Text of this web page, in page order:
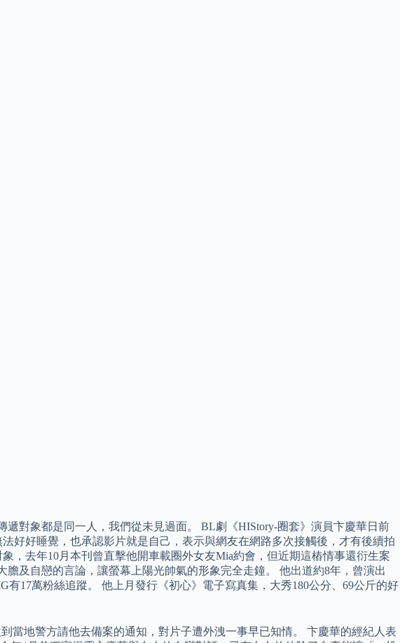
對象都是同一人，我們從未見過面。 BL劇《HIStory-圈套》演員卞慶華日前
好好睡覺，也承認影片就是自己，表示與網友在網路多次接觸後，才有後續拍
，去年10月本刊曾直擊他開車載圈外女友Mia約會，但近期這樁情事還衍生案
及自戀的言論，讓螢幕上陽光帥氣的形象完全走鐘。 他出道約8年，曾演出
17萬粉絲追蹤。 他上月發行《初心》電子寫真集，大秀180公分、69公斤的好
當地警方請他去備案的通知，對片子遭外洩一事早已知情。 卞慶華的經紀人表